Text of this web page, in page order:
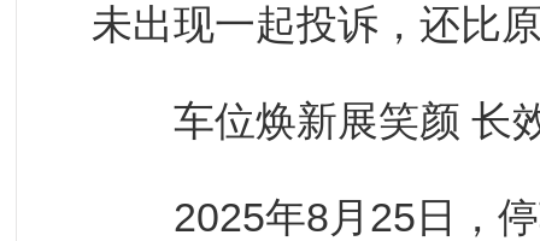
未出现一起投诉，还比
车位焕新展笑颜 长
2025年8月25日，停